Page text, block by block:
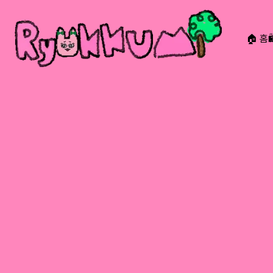
RYOKKUMi 🏠 홈